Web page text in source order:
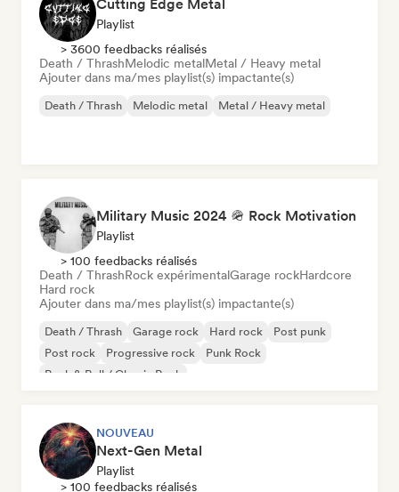
Cutting Edge Metal
Playlist
> 3600 feedbacks réalisés
Death / ThrashMelodic metalMetal / Heavy metal
Ajouter dans ma/mes playlist(s) impactante(s)
Death / Thrash Melodic metal Metal / Heavy metal
Military Music 2024 🪖 Rock Motivation
Playlist
> 100 feedbacks réalisés
Death / ThrashRock expérimentalGarage rockHardcore
Hard rock
Ajouter dans ma/mes playlist(s) impactante(s)
Death / Thrash Garage rock Hard rock
Post punk
Post rock
Progressive rock
Punk Rock
Rock & Roll / Classic Rock
NOUVEAU
Next-Gen Metal
Playlist
> 100 feedbacks réalisés